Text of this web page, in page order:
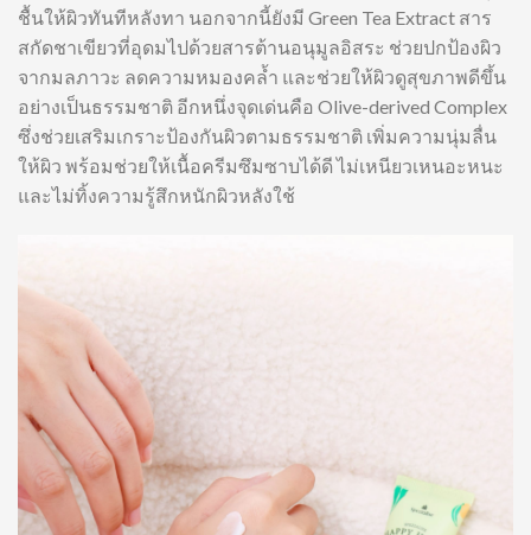
ชื้นให้ผิวทันทีหลังทา นอกจากนี้ยังมี Green Tea Extract สาร
สกัดชาเขียวที่อุดมไปด้วยสารต้านอนุมูลอิสระ ช่วยปกป้องผิว
จากมลภาวะ ลดความหมองคล้ำ และช่วยให้ผิวดูสุขภาพดีขึ้น
อย่างเป็นธรรมชาติ อีกหนึ่งจุดเด่นคือ Olive-derived Complex
ซึ่งช่วยเสริมเกราะป้องกันผิวตามธรรมชาติ เพิ่มความนุ่มลื่น
ให้ผิว พร้อมช่วยให้เนื้อครีมซึมซาบได้ดี ไม่เหนียวเหนอะหนะ
และไม่ทิ้งความรู้สึกหนักผิวหลังใช้